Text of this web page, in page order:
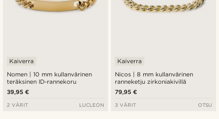
Nomen | 10 mm kullanvärinen
teräksinen ID-rannekoru
Kaiverra
39,95 €
2 VÄRIT LUCLEON
Nicos | 8 mm kullanvärinen
ranneketju zirkoniakivillä
Kaiverra
79,95 €
3 VÄRIT OTSU